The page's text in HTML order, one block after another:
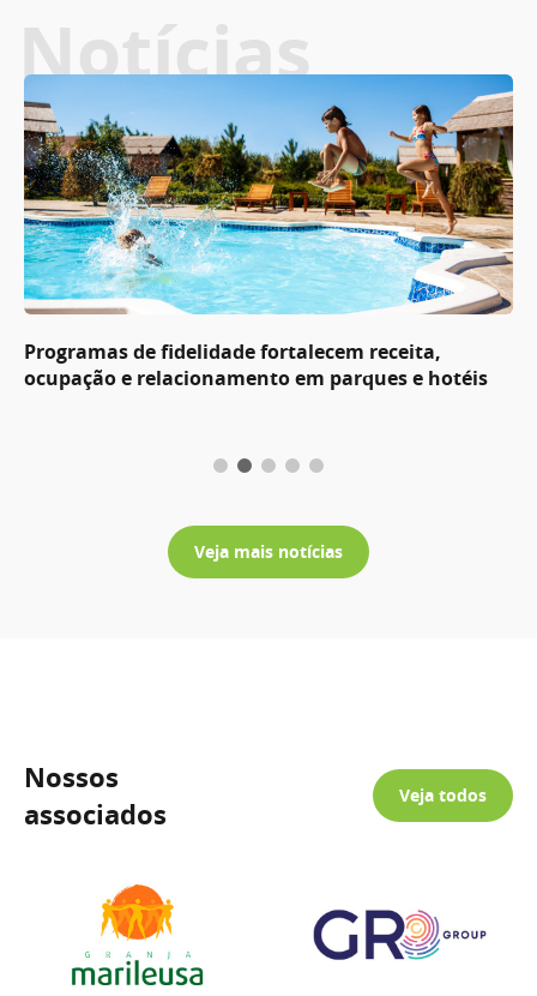
Notícias
Programas de fidelidade fortalecem receita,
ocupação e relacionamento em parques e hotéis
Veja mais notícias
Nossos
associados
Veja todos